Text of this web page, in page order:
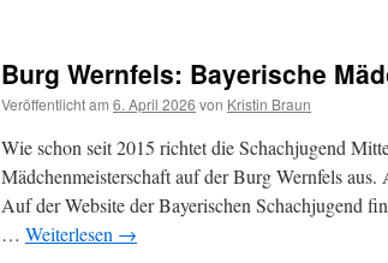
Burg Wernfels: Bayerische
Veröffentlicht am 6. April 2026 von Kristin Braun
Wie schon seit 2015 richtet die Schachjugend
Mädchenmeisterschaft auf der Burg Wernfels
Auf der Website der Bayerischen Schachjugend
… Weiterlesen →